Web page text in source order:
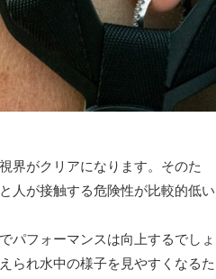
界がクリアになります。そのた
人が接触する危険性が比較的低い
パフォーマンスは向上するでしょ
られ水中の様子を見やすくなるた